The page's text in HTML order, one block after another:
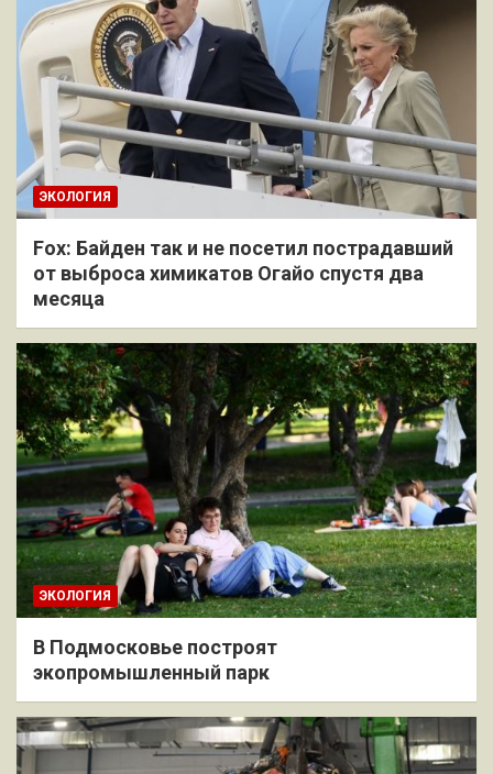
ЭКОЛОГИЯ
Fox: Байден так и не посетил пострадавший
от выброса химикатов Огайо спустя два
месяца
ЭКОЛОГИЯ
В Подмосковье построят
экопромышленный парк